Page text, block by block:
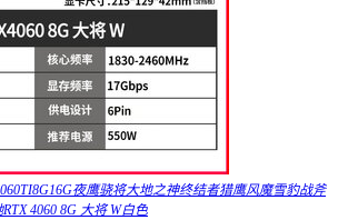
夜鹰骁将大地之神终结者猎鹰风魔雪豹战斧
4060 8G 大将 W白色